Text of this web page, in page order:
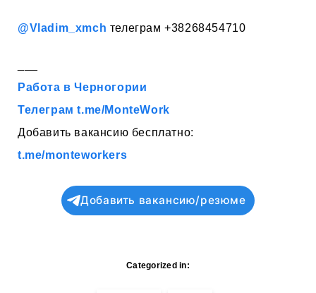
@Vladim_xmch телеграм +38268454710
Работа в Черногории
Телеграм t.me/MonteWork
Добавить вакансию бесплатно:
t.me/monteworkers
Добавить вакансию/резюме
Categorized in: